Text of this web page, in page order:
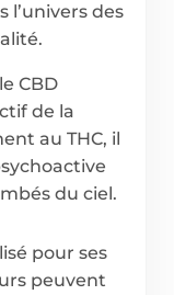
l’univers des
CBD
de la
au THC, il
du ciel.
pour ses
peuvent